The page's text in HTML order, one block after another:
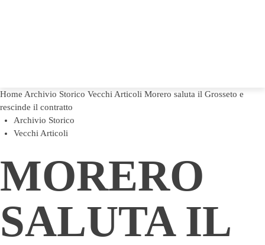
Home Archivio Storico Vecchi Articoli Morero saluta il Grosseto e
rescinde il contratto
Archivio Storico
Vecchi Articoli
MORERO
SALUTA IL